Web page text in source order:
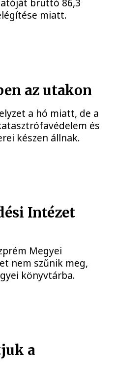
bruttó 86,3
miatt.
az utakon
a hó miatt, de a
és
készen állnak.
Intézet
Megyei
nem szűnik meg,
könyvtárba.
a